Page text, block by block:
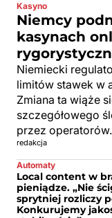
Kasyno
Niemcy
kasynach
Niemiecki
limitów stawek w
Zmiana ta wiąże
szczegółowego
przez operatorów.
redakcja
Automaty
Local content w
pieniądze. „Nie
sprytniej rozliczy
Konkurujemy